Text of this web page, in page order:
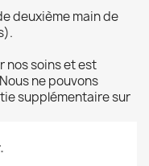
deuxième main de
nos soins et est
ne pouvons
supplémentaire sur